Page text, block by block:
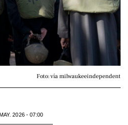
Foto: vía milwaukeeindependent
2026 - 07:00